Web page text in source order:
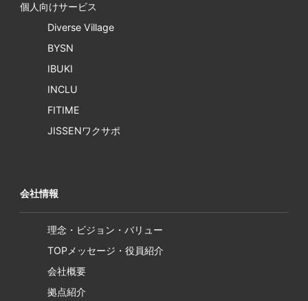
個人向けサービス
Diverse Village
BYSN
IBUKI
INCLU
FITIME
JISSENワクサポ
会社情報
理念・ビジョン・バリュー
TOPメッセージ・役員紹介
会社概要
拠点紹介